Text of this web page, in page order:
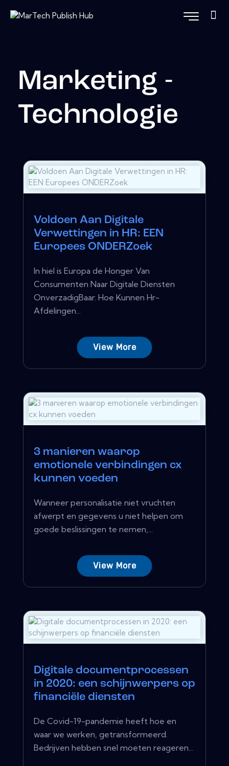
Marketing -
Technologie
Voldoen Aan Digitale
Verwettingen in HR: EEN
Europees ONDERZoek
In hiel is Europa de Honger Van
Consumenten Naar Digitale Diensten
OnverzadigBaar. Hoe Kunnen Hr-
Afdelingen...
View More
3 manieren waarop
emotionele verbindingen cx
kunnen voeden
Wanneer personalisatie niet vruchten
afwerpt en gegevens u niet helpen om
goede beslissingen te nemen,...
View More
Digitale documentprocessen
in 2020: een schijnwerpers op
financiële diensten
De Covid-19-pandemie heeft hoe en
waar we werken, getransformeerd.
Bedrijven hebben snel moeten reageren...